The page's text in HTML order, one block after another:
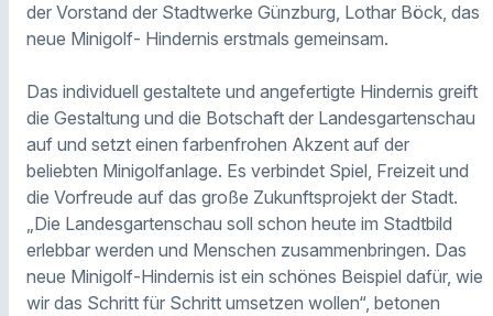
der Vorstand der Stadtwerke Günzburg, Lothar Böck, das
neue Minigolf- Hindernis erstmals gemeinsam.
Das individuell gestaltete und angefertigte Hindernis greift
die Gestaltung und die Botschaft der Landesgartenschau
auf und setzt einen farbenfrohen Akzent auf der
beliebten Minigolfanlage. Es verbindet Spiel, Freizeit und
die Vorfreude auf das große Zukunftsprojekt der Stadt.
„Die Landesgartenschau soll schon heute im Stadtbild
erlebbar werden und Menschen zusammenbringen. Das
neue Minigolf-Hindernis ist ein schönes Beispiel dafür, wie
wir das Schritt für Schritt umsetzen wollen“, betonen